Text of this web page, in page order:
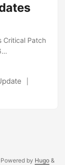
Critical Patch
Von
by Hugo &